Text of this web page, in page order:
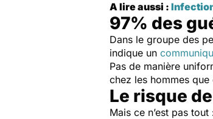
A lire aussi :
97% des
Dans le groupe des
indique un
Pas de manière
chez les hommes
Le risque
Mais ce n’est pas